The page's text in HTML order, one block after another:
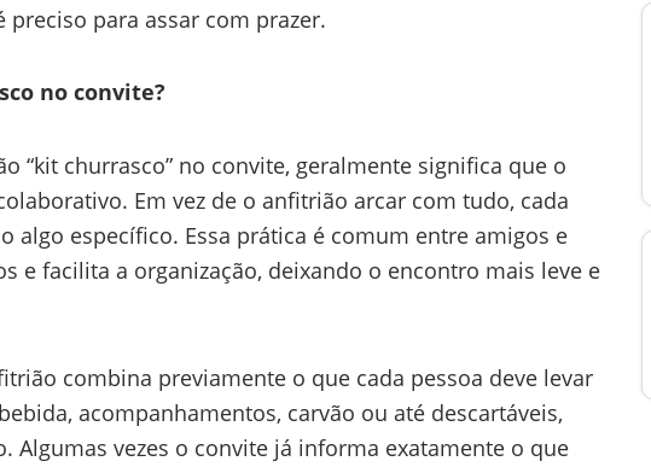
para assar com prazer.
no convite?
“kit churrasco” no convite, geralmente significa que o
Em vez de o anfitrião arcar com tudo, cada
algo específico. Essa prática é comum entre amigos e
e facilita a organização, deixando o encontro mais leve e
combina previamente o que cada pessoa deve levar
acompanhamentos, carvão ou até descartáveis,
Algumas vezes o convite já informa exatamente o que